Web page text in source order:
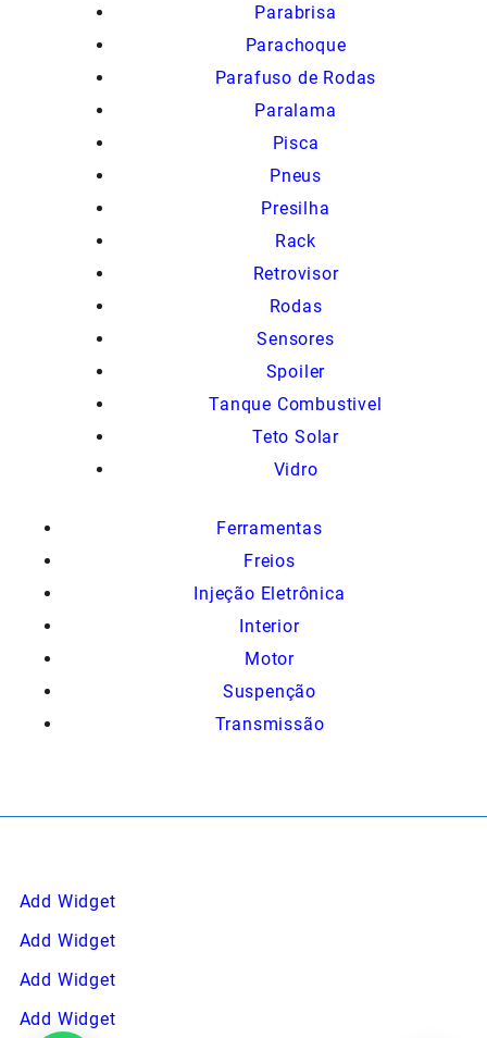
Parabrisa
Parachoque
Parafuso de Rodas
Paralama
Pisca
Pneus
Presilha
Rack
Retrovisor
Rodas
Sensores
Spoiler
Tanque Combustivel
Teto Solar
Vidro
Ferramentas
Freios
Injeção Eletrônica
Interior
Motor
Suspenção
Transmissão
Add Widget
Add Widget
Add Widget
Add Widget